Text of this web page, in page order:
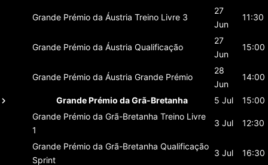
Grande Prémio da Áustria Treino Livre 3
27
Jun
11:30
Grande Prémio da Áustria Qualificação
27
Jun
15:00
Grande Prémio da Áustria Grande Prémio
28
Jun
14:00
Grande Prémio da Grã-Bretanha 5 Jul
15:00
Grande Prémio da Grã-Bretanha Treino Livre
1
3 Jul 12:30
Grande Prémio da Grã-Bretanha Qualificação
Sprint
3 Jul 16:30